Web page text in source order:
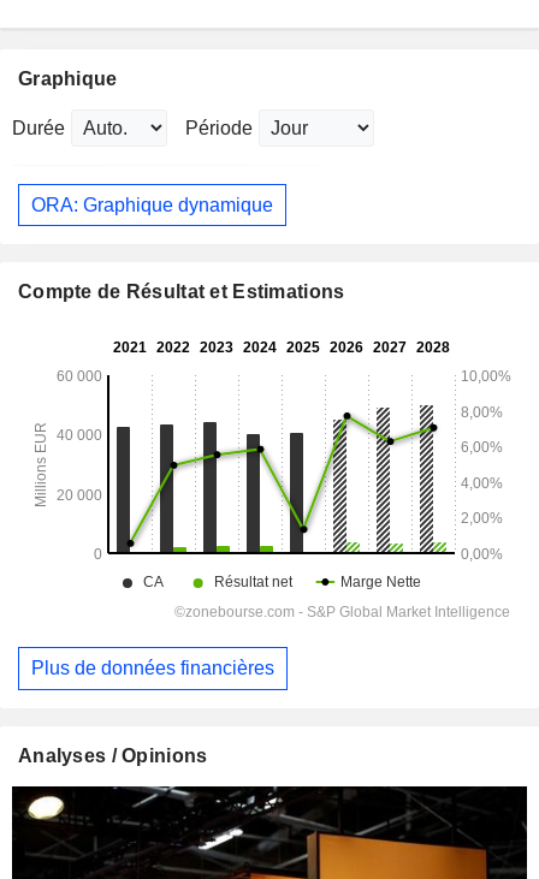
Graphique
Durée Période
ORA: Graphique dynamique
Compte de Résultat et Estimations
Plus de données financières
Analyses / Opinions